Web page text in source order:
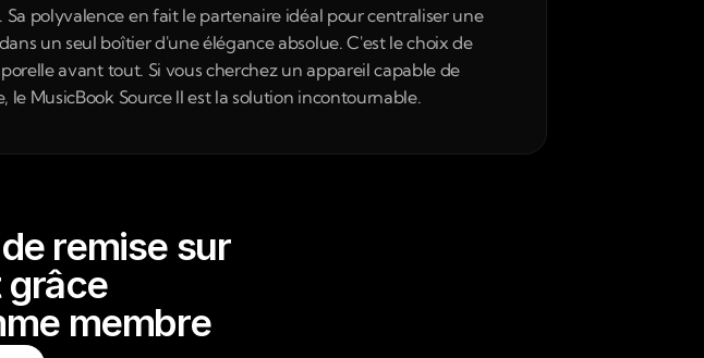
polyvalence en fait le partenaire idéal pour centraliser une
un seul boîtier d'une élégance absolue. C'est le choix de
avant tout. Si vous cherchez un appareil capable de
MusicBook Source II est la solution incontournable.
remise sur
grâce
membre